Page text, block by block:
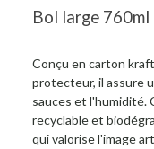
Bol large
Conçu en carton
protecteur, il assure
sauces et l'humidité.
recyclable et
qui valorise l'image